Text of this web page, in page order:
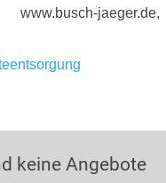
jaeger.de,
keine Angebote